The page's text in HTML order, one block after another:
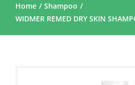
Home
Shampoo
WIDMER REMED DRY SKIN